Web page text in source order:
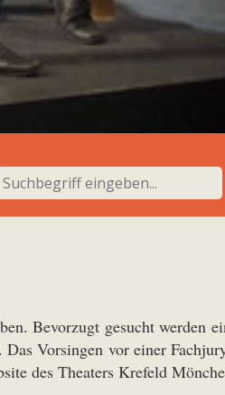
Bevorzugt gesucht werden
Vorsingen vor einer
des Theaters Krefeld